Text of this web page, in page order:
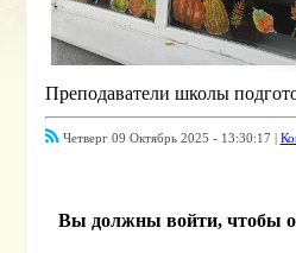
Преподаватели школы
Четверг 09 Октябрь 2025 - 13:30:17 |
Вы должны войти, чтобы